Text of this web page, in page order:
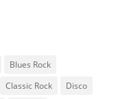
Blues Rock
Classic Rock
Disco